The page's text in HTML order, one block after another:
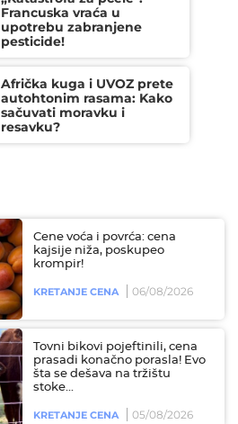
Francuska vraća u
upotrebu zabranjene
pesticide!
Afrička kuga i UVOZ prete
autohtonim rasama: Kako
sačuvati moravku i
resavku?
Cene voća i povrća: cena
kajsije niža, poskupeo
krompir!
KRETANJE CENA 06/08/2026
Tovni bikovi pojeftinili, cena
prasadi konačno porasla! Evo
šta se dešava na tržištu
stoke...
KRETANJE CENA 05/08/2026